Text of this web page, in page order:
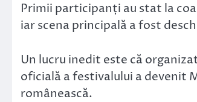
Primii participanți au stat la
iar scena principală a fost
Un lucru inedit este că
oficială a festivalului a devenit
românească.